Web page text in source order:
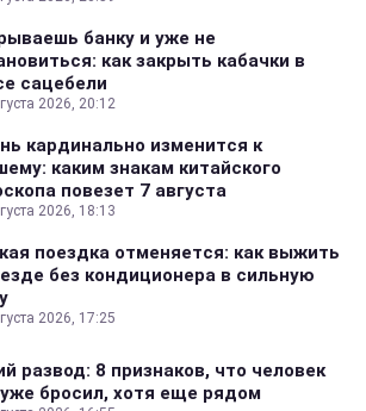
банку и уже не
как закрыть кабачки в
сацебели
2026, 20:12
кардинально изменится к
каким знакам китайского
повезет 7 августа
2026, 18:13
поездка отменяется: как выжить
без кондиционера в сильную
2026, 17:25
развод: 8 признаков, что человек
бросил, хотя еще рядом